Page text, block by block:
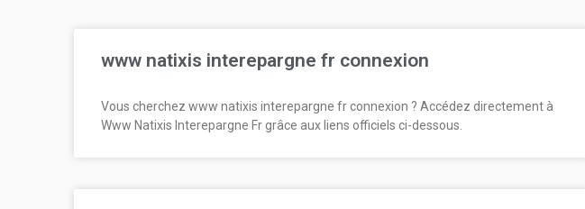
www natixis interepargne fr connexion
Vous cherchez www natixis interepargne fr connexion ? Accédez directement à
Www Natixis Interepargne Fr grâce aux liens officiels ci-dessous.